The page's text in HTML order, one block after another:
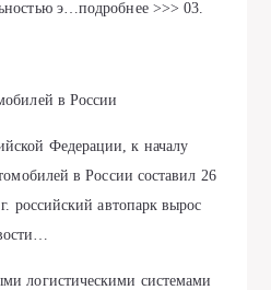
э…подробнее >>> 03.
в России
Федерации, к началу
в России составил 26
российский автопарк вырос
логистическими системами